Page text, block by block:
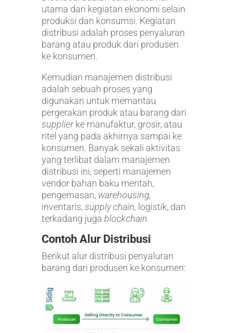
utama dari kegiatan ekonomi selain
produksi dan konsumsi. Kegiatan
distribusi adalah proses penyaluran
barang atau produk dari produsen
ke konsumen.
Kemudian manajemen distribusi
adalah sebuah proses yang
digunakan untuk memantau
pergerakan produk atau barang dari
supplierke manufaktur, grosir, atau
ritel yang pada akhirnya sampai ke
konsumen. Banyak sekali aktivitas
yang terlibat dalam manajemen
distribusi ini, seperti manajemen
vendor bahan baku mentah,
pengemasan, warehousing,
inventaris,supply chain, logistik, dan
terkadang juga blockchain.
Contoh Alur Distribusi
Berikut alur distribusi penyaluran
barang dari produsen ke konsumen: